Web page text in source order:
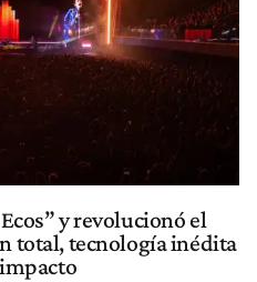
y revolucionó el
total, tecnología inédita